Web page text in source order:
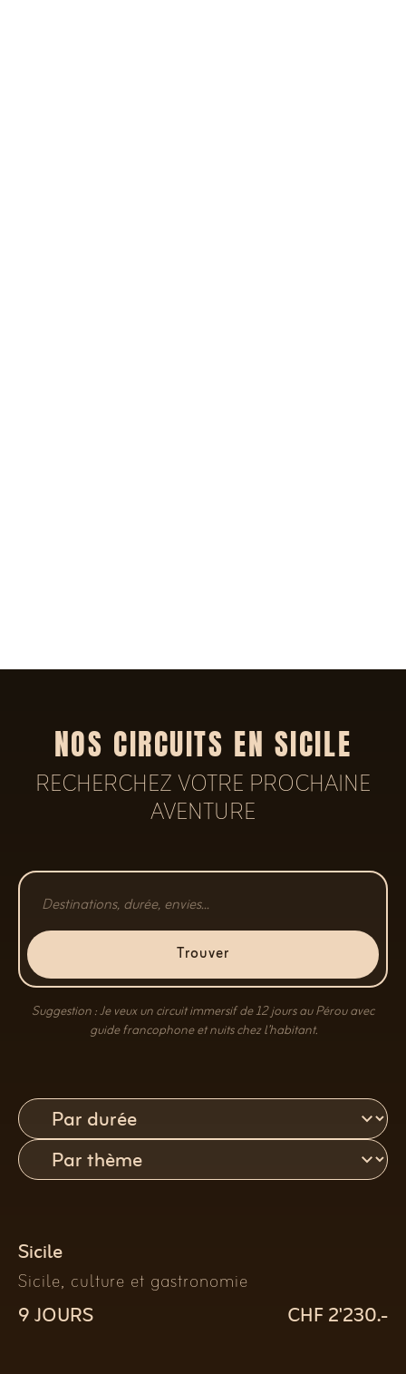
NOS CIRCUITS EN SICILE
RECHERCHEZ VOTRE PROCHAINE
AVENTURE
Trouver
Suggestion : Je veux un circuit immersif de 12 jours au Pérou avec
guide francophone et nuits chez l’habitant.
Sicile
Sicile, culture et gastronomie
9 JOURS
CHF 2'230.-